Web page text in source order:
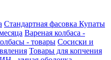
Стандартная фасовка Купаты
Вареная колбаса -
- товары Сосиски и
Товары для копчения